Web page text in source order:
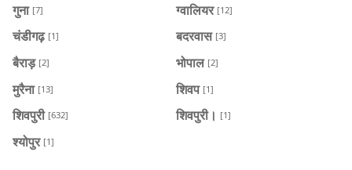
गुना [7] ग्वालियर [12]
चंडीगढ़ [1] बदरवास [3]
बैराड़ [2] भोपाल [2]
मुरैना [13] शिवप [1]
शिवपुरी [632] शिवपुरी। [1]
श्योपुर [1]